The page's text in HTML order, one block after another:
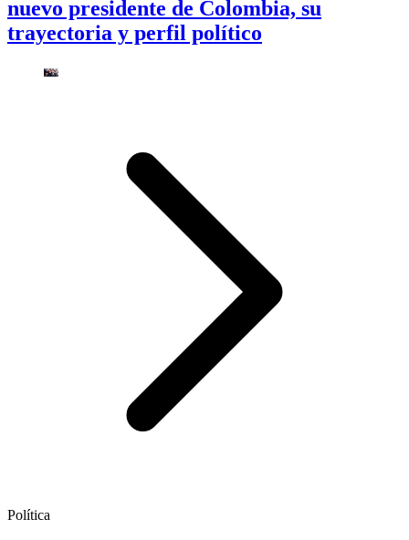
nuevo presidente de Colombia, su
trayectoria y perfil político
Política